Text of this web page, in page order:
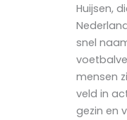
Huijsen,
snel
mensen
veld in
gezin en